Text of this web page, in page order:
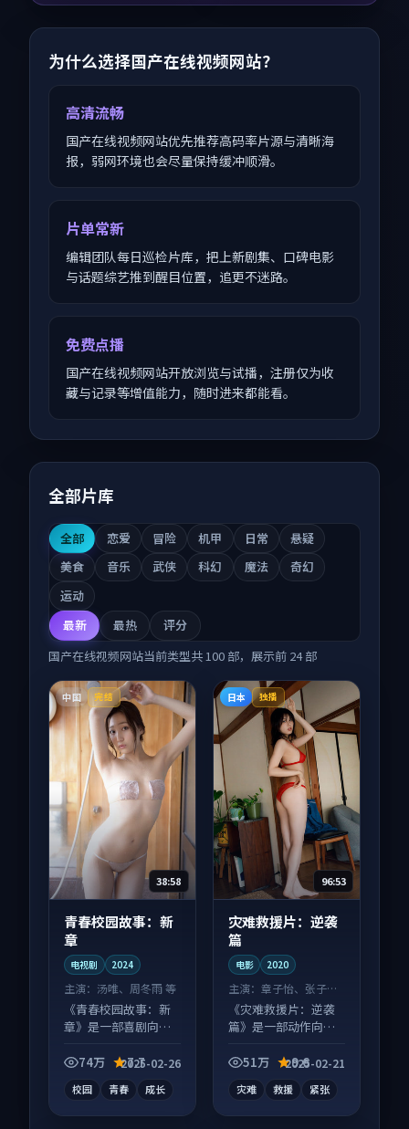
为什么选择国产在线视频网站？
高清流畅
国产在线视频网站优先推荐高码率片源与清晰海
报，弱网环境也会尽量保持缓冲顺滑。
片单常新
编辑团队每日巡检片库，把上新剧集、口碑电影
与话题综艺推到醒目位置，追更不迷路。
免费点播
国产在线视频网站开放浏览与试播，注册仅为收
藏与记录等增值能力，随时进来都能看。
全部片库
全部 恋爱 冒险 机甲 日常
悬疑
美食
音乐 武侠 科幻 魔法
奇幻
运动
最新
最热
评分
国产在线视频网站当前类型共 100 部，展示前 24部
中国 完结
38:58
青春校园故事：新
章
电视剧 2024
主演： 汤唯、周冬雨 等
《青春校园故事：新
章》是一部喜剧向电
度高，适合配弹幕观
74万 7.7
2025-02-26
校园 青春 成长
日本 独播
96:53
灾难救援片：逆袭
篇
电影 2020
主演：章子怡、张子枫
等
《灾难救援片：逆袭
篇》是一部动作向电
行，细节值得二刷回
51万 9.6
2025-02-21
灾难 救援 紧张